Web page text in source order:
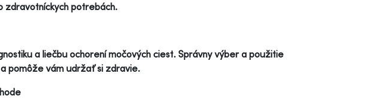
zdravotníckych potrebách.
a liečbu ochorení močových ciest. Správny výber a použitie
pomôže vám udržať si zdravie.